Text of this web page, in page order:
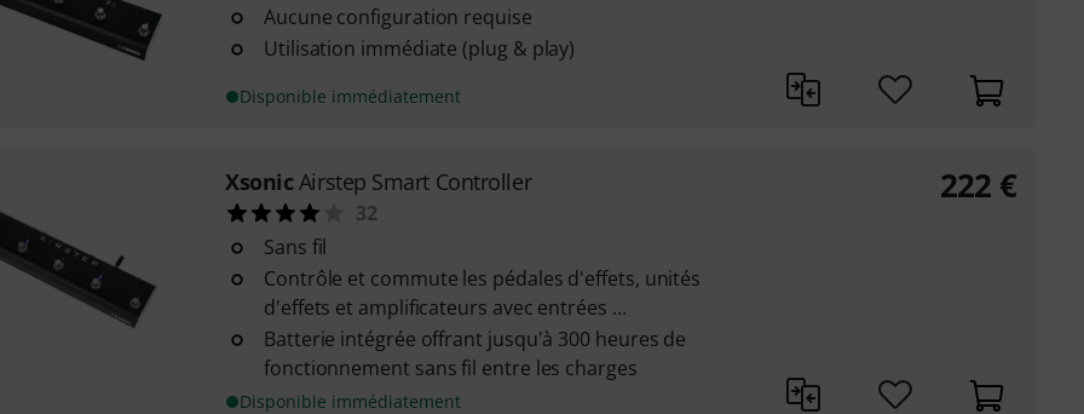
Aucune configuration requise
Utilisation immédiate (plug & play)
Disponible immédiatement
XsonicAirstep Smart Controller
32
Sans fil
Contrôle et commute les pédales d'effets, unités
d'effets et amplificateurs avec entrées ...
Batterie intégrée offrant jusqu'à 300 heures de
fonctionnement sans fil entre les charges
Disponible immédiatement
222 €